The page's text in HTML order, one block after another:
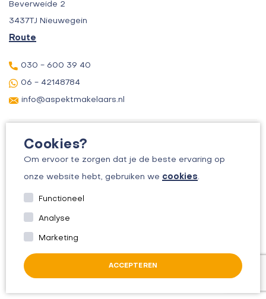
Cookies?
Om ervoor te zorgen dat je de beste ervaring op
onze website hebt, gebruiken we cookies.
Functioneel
Analyse
Marketing
ACCEPTEREN
Verhuur
Beverweide 2
3437TJ Nieuwegein
Route
030 - 600 39 40
06 - 42148784
info@aspektmakelaars.nl